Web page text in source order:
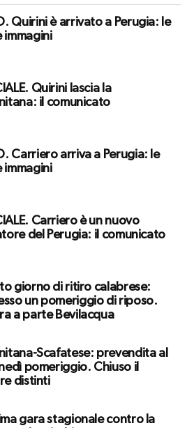
Quirini è arrivato a Perugia: le
immagini
Quirini lascia la
il comunicato
Carriero arriva a Perugia: le
immagini
Carriero è un nuovo
del Perugia: il comunicato
giorno di ritiro calabrese:
un pomeriggio di riposo.
a parte Bevilacqua
Scafatese: prevendita al
pomeriggio. Chiuso il
distinti
gara stagionale contro la